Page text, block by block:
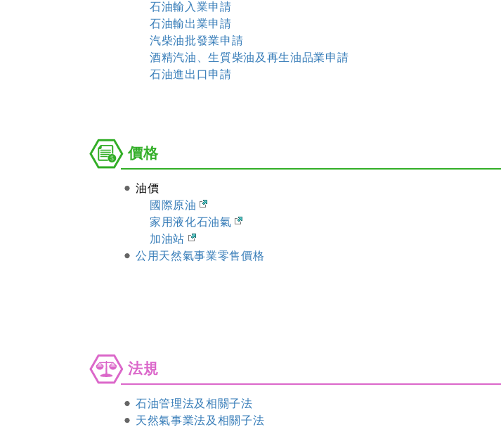
石油輸入業申請
石油輸出業申請
汽柴油批發業申請
酒精汽油、生質柴油及再生油品業申請
石油進出口申請
價
格
價格
油價
國際原油
家用液化石油氣
加油站
公用天然氣事業零售價格
法
規
法規
石油管理法及相關子法
天然氣事業法及相關子法